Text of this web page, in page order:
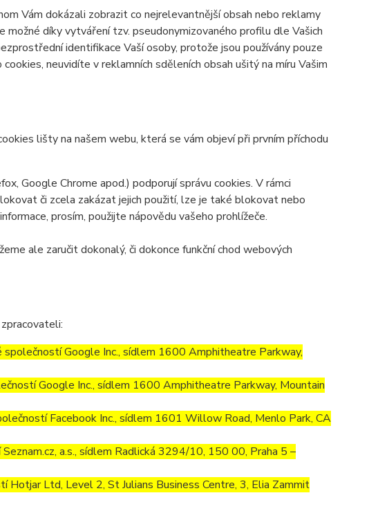
Vám dokázali zobrazit co nejrelevantnější obsah nebo reklamy
díky vytváření tzv. pseudonymizovaného profilu dle Vašich
identifikace Vaší osoby, protože jsou používány pouze
neuvidíte v reklamních sděleních obsah ušitý na míru Vašim
lišty na našem webu, která se vám objeví při prvním příchodu
Google Chrome apod.) podporují správu cookies. V rámci
či zcela zakázat jejich použití, lze je také blokovat nebo
prosím, použijte nápovědu vašeho prohlížeče.
ale zaručit dokonalý, či dokonce funkční chod webových
Google Inc., sídlem 1600 Amphitheatre Parkway,
Google Inc., sídlem 1600 Amphitheatre Parkway, Mountain
Facebook Inc., sídlem 1601 Willow Road, Menlo Park, CA
a.s., sídlem Radlická 3294/10, 150 00, Praha 5 –
Ltd, Level 2, St Julians Business Centre, 3, Elia Zammit